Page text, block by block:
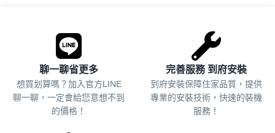
聊一聊省更多
想買划算嗎？加入官方LINE
聊一聊，一定會給您意想不到
的價格！
完善服務 到府安裝
到府安裝保障住家品質，提供
專業的安裝技術，快速的裝機
服務！